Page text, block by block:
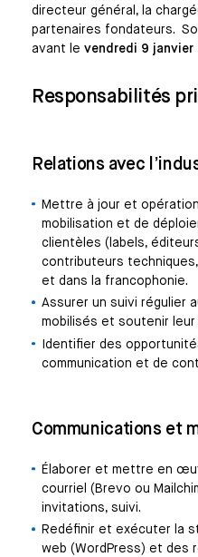
directeur général, la
partenaires fondateurs.
avant le vendredi 9 janvier
Responsabilités
Relations avec
Mettre à jour et
mobilisation et de
clientèles (labels,
contributeurs
et dans la francophonie.
Assurer un suivi régulier
mobilisés et soutenir leur
Identifier des
communication et de
Communications et
Élaborer et mettre en
courriel (Brevo ou
invitations, suivi.
Redéfinir et exécuter la
web (WordPress) et des